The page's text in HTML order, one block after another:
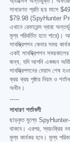
সাধারণত প্রতি ছয় মাসে
$79.98 (SpyHunter
এখানে রেফারেন্স দ্বারা
মূল্য পরিবর্তিত হতে পারে)।
সাবস্ক্রিপশন কেনার সময়
একই সাবস্ক্রিপশন
জন্য, যদি আপনি একজন
সাবস্ক্রিপশনের মেয়াদ শেষ
ক্রয় ক্রয় পৃষ্ঠার নিয়ম ও
অধীন।
-----
সাধারণ শর্তাবলী
ছাড়কৃত মূল্যে SpyHunter-
থাকবে। এরপর, স্বয়ংক্রিয়
মূল্য কার্যকর হবে। মূল্য